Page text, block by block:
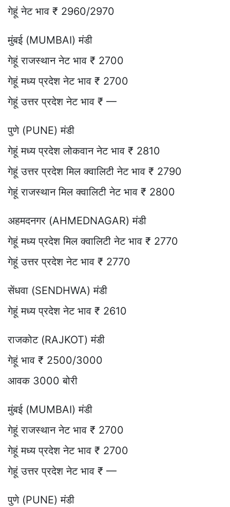
गेहूं नेट भाव ₹ 2960/2970
मुंबई (MUMBAI) मंडी
गेहूं राजस्थान नेट भाव ₹ 2700
गेहूं मध्य प्रदेश नेट भाव ₹ 2700
गेहूं उत्तर प्रदेश नेट भाव ₹ —
पुणे (PUNE) मंडी
गेहूं मध्य प्रदेश लोकवान नेट भाव ₹ 2810
गेहूं उत्तर प्रदेश मिल क्वालिटी नेट भाव ₹ 2790
गेहूं राजस्थान मिल क्वालिटी नेट भाव ₹ 2800
अहमदनगर (AHMEDNAGAR) मंडी
गेहूं मध्य प्रदेश मिल क्वालिटी नेट भाव ₹ 2770
गेहूं उत्तर प्रदेश नेट भाव ₹ 2770
सेंधवा (SENDHWA) मंडी
गेहूं मध्य प्रदेश नेट भाव ₹ 2610
राजकोट (RAJKOT) मंडी
गेहूं भाव ₹ 2500/3000
आवक 3000 बोरी
मुंबई (MUMBAI) मंडी
गेहूं राजस्थान नेट भाव ₹ 2700
गेहूं मध्य प्रदेश नेट भाव ₹ 2700
गेहूं उत्तर प्रदेश नेट भाव ₹ —
पुणे (PUNE) मंडी